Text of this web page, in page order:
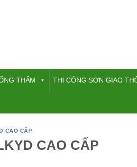
THẤM THI CÔNG SƠN GIAO
CAO CẤP
CAO CẤP